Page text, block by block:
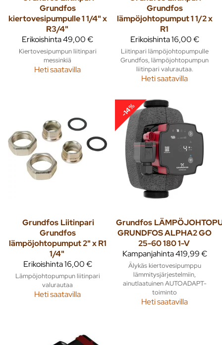
Grundfos
kiertovesipumpulle 1 1/4" x
R3/4"
Erikoishinta49,00 €
Kiertovesipumpun liitinpari
messinkiä
Heti saatavilla
Grundfos
lämpöjohtopumput 1 1/2 x
R1
Erikoishinta16,00 €
Liitinpari lämpöjohtopumpulle
Grundfos, lämpöjohtopumpun
liitinpari valurautaa.
Heti saatavilla
Grundfos Liitinpari
Grundfos
lämpöjohtopumput 2" x R1
1/4"
Erikoishinta16,00 €
Lämpöjohtopumpun liitinpari
valurautaa
Heti saatavilla
-14%
Grundfos
GRUNDFOS ALPHA2 GO
25-60 180 1-V
Kampanjahinta419,99 €
Älykäs kiertovesipumppu
lämmitysjärjestelmiin,
ainutlaatuinen AUTOADAPT-
toiminto
Heti saatavilla